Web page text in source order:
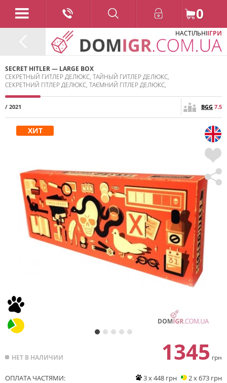
0
НАСТІЛЬНІІГРИ
SECRET HITLER — LARGE BOX
СЕКРЕТНЫЙ ГИТЛЕР ДЕЛЮКС, ТАЙНЫЙ ГИТЛЕР ДЕЛЮКС,
СЕКРЕТНИЙ ГІТЛЕР ДЕЛЮКС, ТАЄМНИЙ ГІТЛЕР ДЕЛЮКС,
/ 2021 BGG 7.5
ХИТ
НЕТ В НАЛИЧИИ 1345 грн
ОПЛАТА ЧАСТЯМИ: 3 x 448 грн 2 x 673 грн